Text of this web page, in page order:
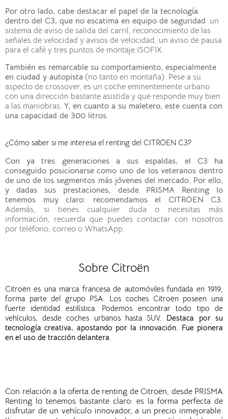
Por otro lado, cabe destacar el papel de la tecnología
dentro del C3, que no escatima en equipo de seguridad: un
sistema de aviso de salida del carril, reconocimiento de las
señales de velocidad y avisos de velocidad, un aviso de pausa
para el café y tres puntos de montaje ISOFIX.
También es remarcable su comportamiento, especialmente
en ciudad y autopista (no tanto en montaña). Pese a su
aspecto de crossover, es un coche eminentemente urbano
con una dirección bastante asistida y que responde muy bien
a las maniobras. Y, en cuanto a su maletero, este cuenta con
una capacidad de 300 litros.
¿Cómo saber si me interesa el renting del CITRÖEN C3?
Con ya tres generaciones a sus espaldas, el C3 ha
conseguido posicionarse como uno de los veteranos dentro
de uno de lossegmentos más jóvenes del mercado. Por ello,
y dadas sus prestaciones, desde PRISMA Renting lo
tenemos muy claro: recomendamos el CITRÖEN C3.
Además,si tienes cualquier duda o necesitas
más
información, recuerda que puedes contactar con nosotros
por teléfono, correo o WhatsApp.
Sobre Citroën
Citroën es una marca francesa de automóviles fundada en 1919,
forma parte del grupo PSA. Los coches Citroën poseen una
fuerte identidad estilística. Podemos encontrar todo tipo de
vehículos, desde coches urbanos hasta SUV. Destaca por su
tecnología creativa, apostando por la innovación. Fue pionera
en el uso de tracción delantera.
Con relación a la oferta de renting de Citroën, desde PRISMA
Renting lo tenemos bastante claro: es la forma perfecta de
disfrutar de un vehículo innovador, a un precio inmejorable.